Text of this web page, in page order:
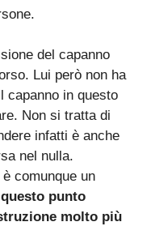
del capanno
Lui però non ha
capanno in questo
Non si tratta di
infatti è anche
nel nulla.
comunque un
punto
molto più